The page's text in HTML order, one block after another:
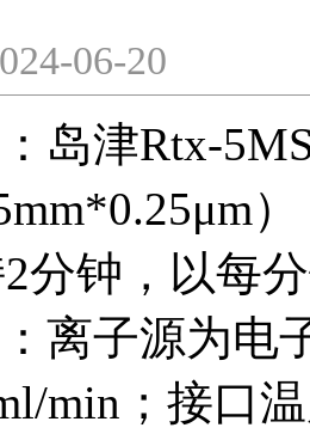
06-20
岛津Rtx-
2分钟，以每
离子源为电
min；接口